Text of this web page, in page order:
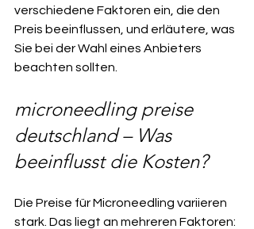
verschiedene Faktoren ein, die den
Preis beeinflussen, und erläutere, was
Sie bei der Wahl eines Anbieters
beachten sollten.
microneedling preise
deutschland – Was
beeinflusst die Kosten?
Die Preise für Microneedling variieren
stark. Das liegt an mehreren Faktoren: